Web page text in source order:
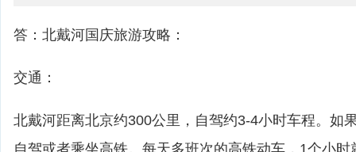
答：北戴河国庆旅游攻略：
交通：
北戴河距离北京约300公里，自驾约3-4小时车程。如
自驾或者乘坐高铁。每天多班次的高铁动车，1个小